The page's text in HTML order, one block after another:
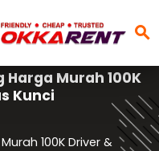
search
Murah 100K
Kunci
100K Driver &